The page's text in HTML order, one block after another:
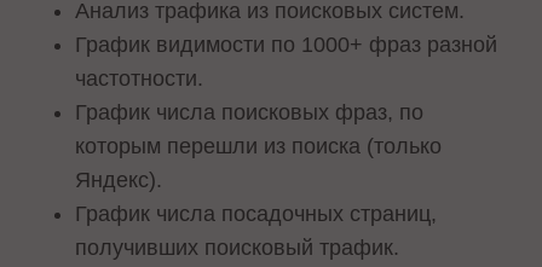
Анализ трафика из поисковых систем.
График видимости по 1000+ фраз разной
частотности.
График числа поисковых фраз, по
которым перешли из поиска (только
Яндекс).
График числа посадочных страниц,
получивших поисковый трафик.